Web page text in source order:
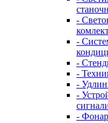
-
-
-
-
-
-
-